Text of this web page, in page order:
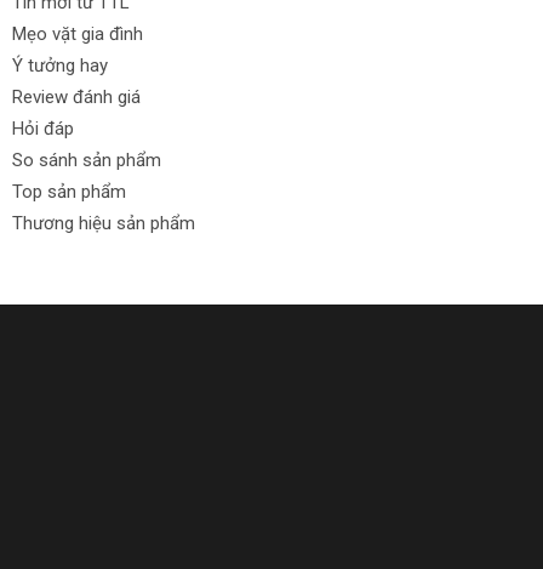
Mẹo vặt gia đình
Ý tưởng hay
Review đánh giá
Hỏi đáp
So sánh sản phẩm
Top sản phẩm
Thương hiệu sản phẩm